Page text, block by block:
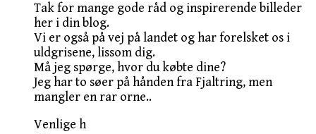
Tak for mange gode råd og inspirerende billeder
her i din blog.
Vi er også på vej på landet og har forelsket os i
uldgrisene, lissom dig.
Må jeg spørge, hvor du købte dine?
Jeg har to søer på hånden fra Fjaltring, men
mangler en rar orne..
Venlige h